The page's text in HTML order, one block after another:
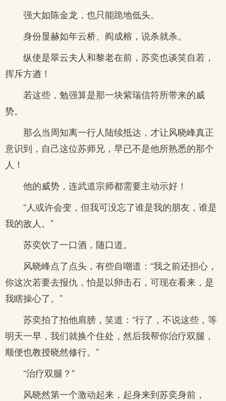
强大如陈金龙，也只能跪地低头。
身份显赫如年云桥、阎成榕，说杀就杀。
纵使是翠云夫人和黎老在前，苏奕也谈笑自若，
挥斥方遒！
若这些，勉强算是那一块紫瑞信符所带来的威
势。
那么当周知离一行人陆续抵达，才让风晓峰真正
意识到，自己这位苏师兄，早已不是他所熟悉的那个
人！
他的威势，连武道宗师都需要主动示好！
“人或许会变，但我可没忘了谁是我的朋友，谁是
我的敌人。”
苏奕饮了一口酒，随口道。
风晓峰点了点头，有些自嘲道：“我之前还担心，
你这次若要去报仇，怕是以卵击石，可现在看来，是
我瞎操心了。”
苏奕拍了拍他肩膀，笑道：“行了，不说这些，等
明天一早，我们就换个住处，然后我帮你治疗双腿，
顺便也教授晓然修行。”
“治疗双腿？”
风晓然第一个激动起来，起身来到苏奕身前，